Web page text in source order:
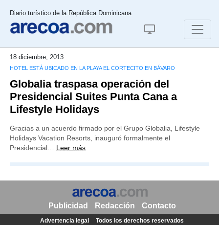
Diario turístico de la República Dominicana
18 diciembre, 2013
HOTEL ESTÁ UBICADO EN LA PLAYA EL CORTECITO EN BÁVARO
Globalia traspasa operación del
Presidencial Suites Punta Cana a
Lifestyle Holidays
Gracias a un acuerdo firmado por el Grupo Globalia, Lifestyle
Holidays Vacation Resorts, inauguró formalmente el
Presidencial… Leer más
Publicidad Redacción Contacto
Advertencia legal
Todos los derechos reservados